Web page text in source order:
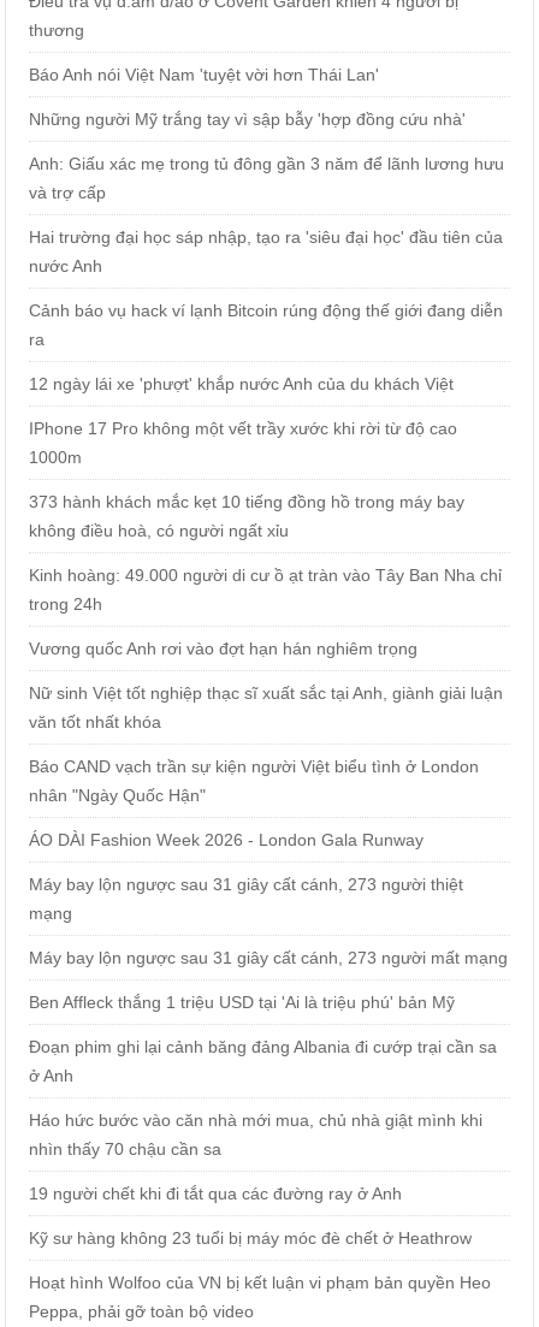
thương
Báo Anh nói Việt Nam 'tuyệt vời hơn Thái Lan'
Những người Mỹ trắng tay vì sập bẫy 'hợp đồng cứu nhà'
Anh: Giấu xác mẹ trong tủ đông gần 3 năm để lãnh lương hưu
và trợ cấp
Hai trường đại học sáp nhập, tạo ra 'siêu đại học' đầu tiên của
nước Anh
Cảnh báo vụ hack ví lạnh Bitcoin rúng động thế giới đang diễn
ra
12 ngày lái xe 'phượt' khắp nước Anh của du khách Việt
IPhone 17 Pro không một vết trầy xước khi rời từ độ cao
1000m
373 hành khách mắc kẹt 10 tiếng đồng hồ trong máy bay
không điều hoà, có người ngất xỉu
Kinh hoàng: 49.000 người di cư ồ ạt tràn vào Tây Ban Nha chỉ
trong 24h
Vương quốc Anh rơi vào đợt hạn hán nghiêm trọng
Nữ sinh Việt tốt nghiệp thạc sĩ xuất sắc tại Anh, giành giải luận
văn tốt nhất khóa
Báo CAND vạch trần sự kiện người Việt biểu tình ở London
nhân "Ngày Quốc Hận"
ÁO DÀI Fashion Week 2026 - London Gala Runway
Máy bay lộn ngược sau 31 giây cất cánh, 273 người thiệt
mạng
Máy bay lộn ngược sau 31 giây cất cánh, 273 người mất mạng
Ben Affleck thắng 1 triệu USD tại 'Ai là triệu phú' bản Mỹ
Đoạn phim ghi lại cảnh băng đảng Albania đi cướp trại cần sa
ở Anh
Háo hức bước vào căn nhà mới mua, chủ nhà giật mình khi
nhìn thấy 70 chậu cần sa
19 người chết khi đi tắt qua các đường ray ở Anh
Kỹ sư hàng không 23 tuổi bị máy móc đè chết ở Heathrow
Hoạt hình Wolfoo của VN bị kết luận vi phạm bản quyền Heo
Peppa, phải gỡ toàn bộ video